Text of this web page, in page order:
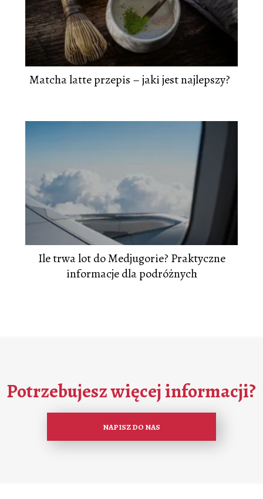
Matcha latte przepis – jaki jest najlepszy?
Ile trwa lot do Medjugorie? Praktyczne
informacje dla podróżnych
Potrzebujesz więcej informacji?
NAPISZ DO NAS